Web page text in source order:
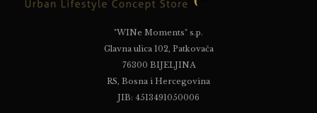
"WINe Moments" s.p.
Glavna ulica 102, Patkovača
76300 BIJELJINA
RS, Bosna i Hercegovina
JIB: 4513491050006